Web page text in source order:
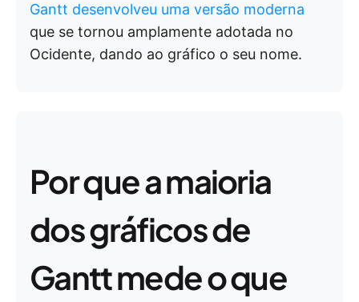
Gantt desenvolveu uma versão moderna
que se tornou amplamente adotada no
Ocidente, dando ao gráfico o seu nome.
Por que a maioria
dos gráficos de
Gantt mede o que